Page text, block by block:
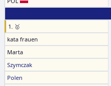
1. 🥇
kata frauen
Marta
Szymczak
Polen